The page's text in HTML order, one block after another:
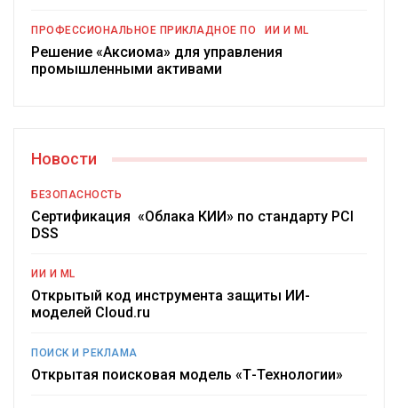
ПРОФЕССИОНАЛЬНОЕ ПРИКЛАДНОЕ ПО ИИ И ML
Решение «Аксиома» для управления
промышленными активами
Новости
БЕЗОПАСНОСТЬ
Сертификация «Облака КИИ» по стандарту PCI
DSS
ИИ И ML
Открытый код инструмента защиты ИИ-
моделей Cloud.ru
ПОИСК И РЕКЛАМА
Открытая поисковая модель «Т-Технологии»